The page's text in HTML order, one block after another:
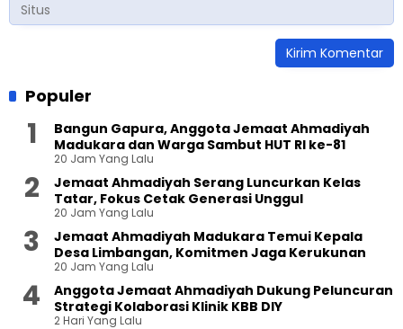
Populer
Bangun Gapura, Anggota Jemaat Ahmadiyah
Madukara dan Warga Sambut HUT RI ke-81
20 Jam Yang Lalu
Jemaat Ahmadiyah Serang Luncurkan Kelas
Tatar, Fokus Cetak Generasi Unggul
20 Jam Yang Lalu
Jemaat Ahmadiyah Madukara Temui Kepala
Desa Limbangan, Komitmen Jaga Kerukunan
20 Jam Yang Lalu
Anggota Jemaat Ahmadiyah Dukung Peluncuran
Strategi Kolaborasi Klinik KBB DIY
2 Hari Yang Lalu